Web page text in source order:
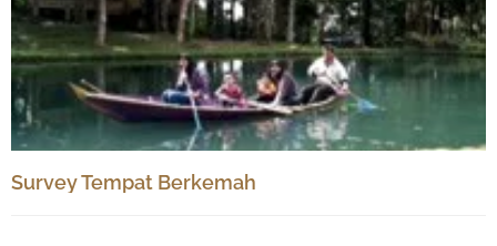
Survey Tempat Berkemah